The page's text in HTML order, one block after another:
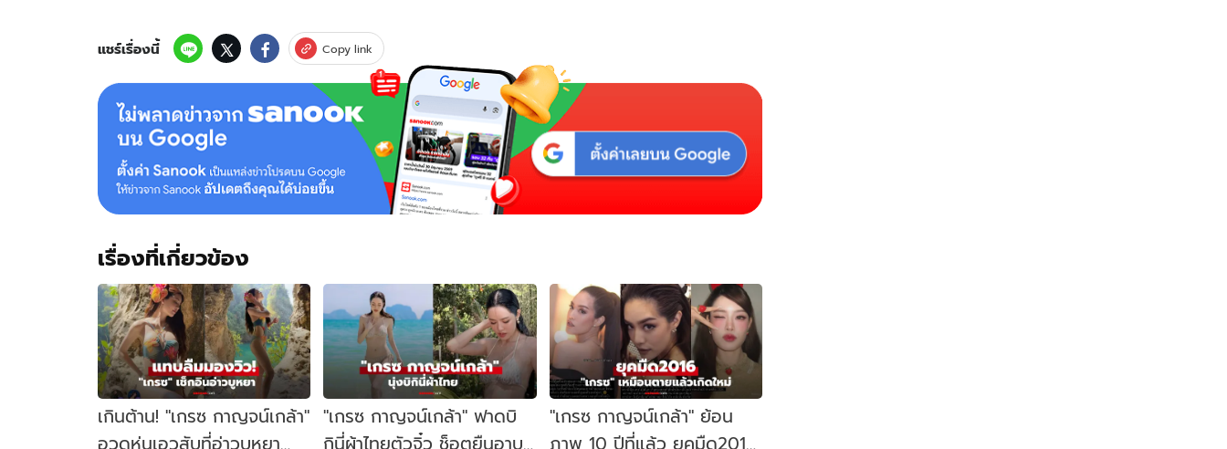
ใน
แซน
ตี้
คลื่น
แชร์เรื่องนี้ Copy link
เรื่องที่เกี่ยวข้อง
เกินต้าน! "เกรซ กาญจน์เกล้า"
อวดหุ่นเอวสับที่อ่าวบูหยา
"เกรซ กาญจน์เกล้า" ฟาดบิ
กินี่ผ้าไทยตัวจิ๋ว ช็อตยืนอาบ
"เกรซ กาญจน์เกล้า" ย้อน
ภาพ 10 ปีที่แล้ว ยุคมืด2016